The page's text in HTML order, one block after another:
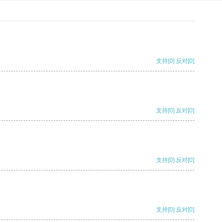
支持[0] 反对[0]
支持[0] 反对[0]
支持[0] 反对[0]
支持[0] 反对[0]